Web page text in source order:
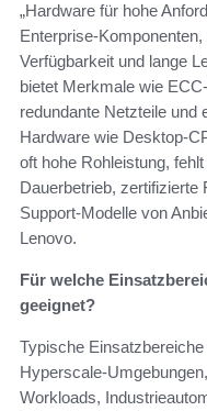
„Hardware für hohe
Enterprise-
Verfügbarkeit und lange
bietet Merkmale wie
redundante Netzteile und
Hardware wie Desktop-
oft hohe Rohleistung,
Dauerbetrieb, zertifizierte
Support-Modelle von
Lenovo.
Für welche
geeignet?
Typische
Hyperscale-
Workloads,